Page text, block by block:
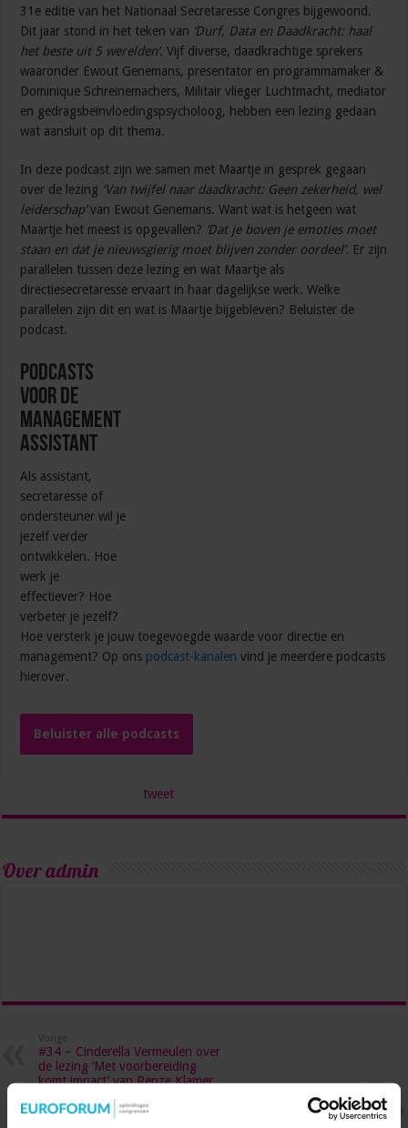
31e editie van het Nationaal Secretaresse Congres bijgewoond.
Dit jaar stond in het teken van ‘Durf, Data en Daadkracht: haal
het beste uit 5 werelden’. Vijf diverse, daadkrachtige sprekers
waaronder Ewout Genemans, presentator en programmamaker &
Dominique Schreinemachers, Militair vlieger Luchtmacht, mediator
en gedragsbeïnvloedingspsycholoog, hebben een lezing gedaan
wat aansluit op dit thema.
In deze podcast zijn we samen met Maartje in gesprek gegaan
over de lezing ‘Van twijfel naar daadkracht: Geen zekerheid, wel
leiderschap’van Ewout Genemans. Want wat is hetgeen wat
Maartje het meest is opgevallen? ‘Dat je boven je emoties moet
staan en dat je nieuwsgierig moet blijven zonder oordeel’. Er zijn
parallelen tussen deze lezing en wat Maartje als
directiesecretaresse ervaart in haar dagelijkse werk. Welke
parallelen zijn dit en wat is Maartje bijgebleven? Beluister de
podcast.
Podcasts
voor de
management
assistant
Als assistant,
secretaresse of
ondersteuner wil je
jezelf verder
ontwikkelen. Hoe
werk je
effectiever? Hoe
verbeter je jezelf?
Hoe versterk je jouw toegevoegde waarde voor directie en
management? Op ons podcast-kanalen vind je meerdere podcasts
hierover.
Beluister alle podcasts
tweet
Over admin
Vorige
#34 – Cinderella Vermeulen over
de lezing ‘Met voorbereiding
komt impact’ van Renze Klamer
10 skills die volgens experts
essentieel zijn voor de